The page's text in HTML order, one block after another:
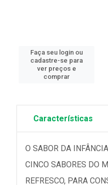
Faça seu login ou
cadastre-se para
ver preços e
comprar
Características
O SABOR DA
CINCO SABORES DO
REFRESCO, PARA